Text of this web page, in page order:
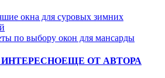
окна для суровых зимних
по выбору окон для мансарды
ЕЩЕ ОТ АВТОРА